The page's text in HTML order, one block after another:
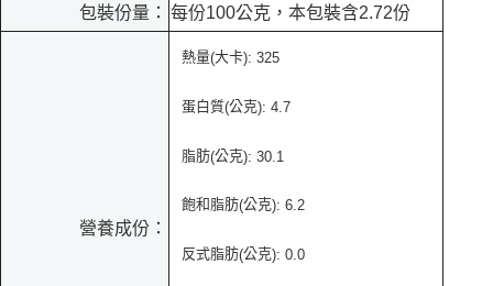
包裝份量： 每份100公克，本包裝含2.72份
營養成份：
熱量(大卡): 325
蛋白質(公克): 4.7
脂肪(公克): 30.1
飽和脂肪(公克): 6.2
反式脂肪(公克): 0.0